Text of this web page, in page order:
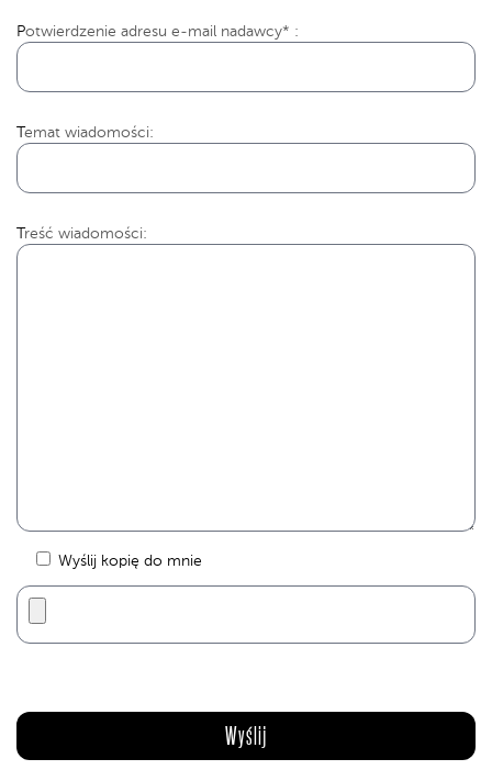
Potwierdzenie adresu e-mail nadawcy* :
Temat wiadomości:
Treść wiadomości:
Wyślij kopię do mnie